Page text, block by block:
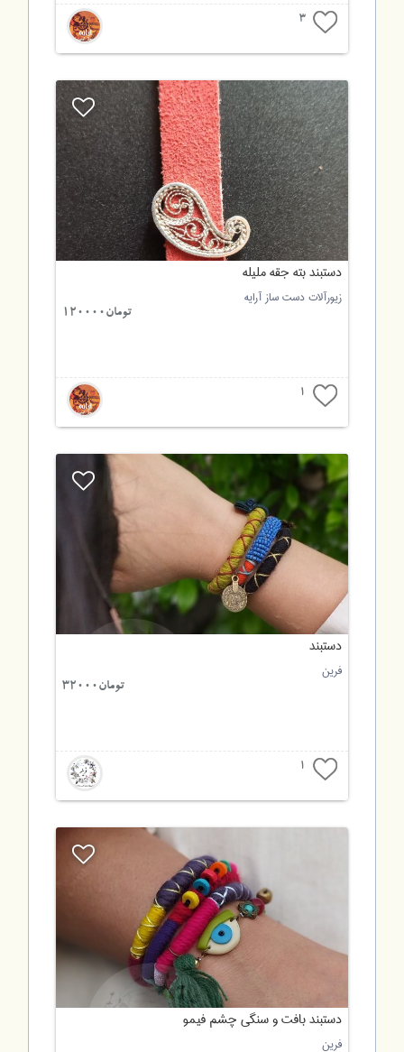
3
دستبند بته جقه ملیله
زیورآلات دست ساز آرایه
تومان120000
1
دستبند
فرین
تومان32000
1
دستبند بافت و سنگی چشم فیمو
فرین